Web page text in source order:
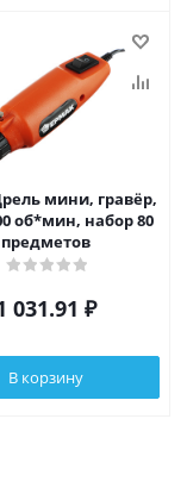
мини, гравёр,
об*мин, набор 80
предметов
031.91 ₽
В корзину